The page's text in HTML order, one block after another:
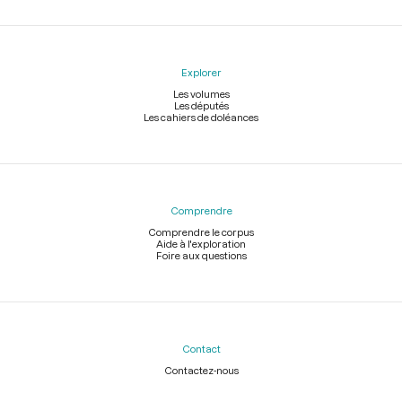
Explorer
Les volumes
Les députés
Les cahiers de doléances
Comprendre
Comprendre le corpus
Aide à l'exploration
Foire aux questions
Contact
Contactez-nous